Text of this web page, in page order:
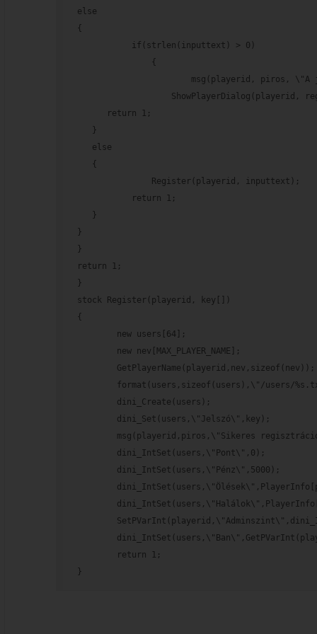
else
{
if(strlen(inputtext) > 0)
{
msg(playerid, piros, \"A jelszó
ShowPlayerDialog(playerid, reg,
return 1;
}
else
{
Register(playerid, inputtext);
return 1;
}
}
}
return 1;
}
stock Register(playerid, key[])
{
new users[64];
new nev[MAX_PLAYER_NAME];
GetPlayerName(playerid,nev,sizeof(nev));
format(users,sizeof(users),\"/users/
dini_Create(users);
dini_Set(users,\"Jelszó\",key);
msg(playerid,piros,\"Sikeres
dini_IntSet(users,\"Pont\",0);
dini_IntSet(users,\"Pénz\",5000);
return 1;
}